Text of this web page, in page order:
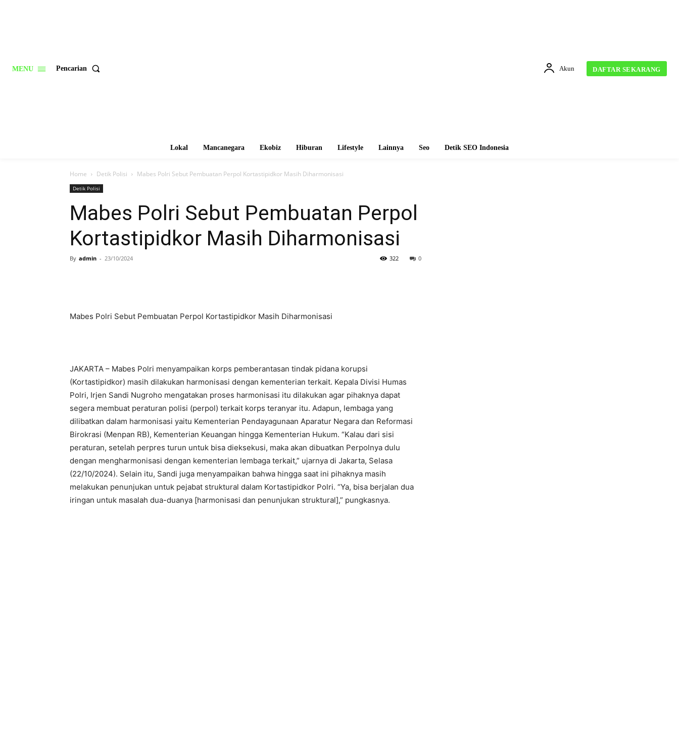
MENU Pencarian Akun DAFTAR SEKARANG
Lokal Mancanegara Ekobiz Hiburan Lifestyle Lainnya Seo Detik SEO Indonesia
Home Detik Polisi Mabes Polri Sebut Pembuatan Perpol Kortastipidkor Masih Diharmonisasi
Detik Polisi
Mabes Polri Sebut Pembuatan Perpol
Kortastipidkor Masih Diharmonisasi
By admin - 23/10/2024 0
322
Mabes Polri Sebut Pembuatan Perpol Kortastipidkor Masih Diharmonisasi
JAKARTA – Mabes Polri menyampaikan korps pemberantasan tindak pidana korupsi
(Kortastipidkor) masih dilakukan harmonisasi dengan kementerian terkait. Kepala Divisi Humas
Polri, Irjen Sandi Nugroho mengatakan proses harmonisasi itu dilakukan agar pihaknya dapat
segera membuat peraturan polisi (perpol) terkait korps teranyar itu. Adapun, lembaga yang
dilibatkan dalam harmonisasi yaitu Kementerian Pendayagunaan Aparatur Negara dan Reformasi
Birokrasi (Menpan RB), Kementerian Keuangan hingga Kementerian Hukum. “Kalau dari sisi
peraturan, setelah perpres turun untuk bisa dieksekusi, maka akan dibuatkan Perpolnya dulu
dengan mengharmonisasi dengan kementerian lembaga terkait,” ujarnya di Jakarta, Selasa
(22/10/2024). Selain itu, Sandi juga menyampaikan bahwa hingga saat ini pihaknya masih
melakukan penunjukan untuk pejabat struktural dalam Kortastipidkor Polri. “Ya, bisa berjalan dua
iringan untuk masalah dua-duanya [harmonisasi dan penunjukan struktural],” pungkasnya.